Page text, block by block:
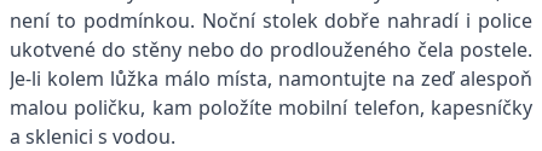
není to podmínkou. Noční stolek dobře nahradí i police
ukotvené do stěny nebo do prodlouženého čela postele.
Je-li kolem lůžka málo místa, namontujte na zeď alespoň
malou poličku, kam položíte mobilní telefon, kapesníčky
a sklenici s vodou.